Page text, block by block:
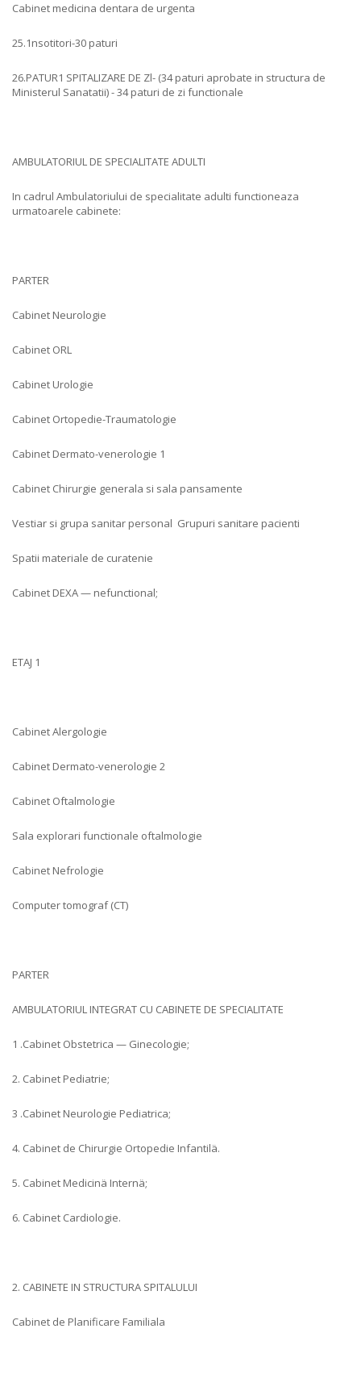
Cabinet medicina dentara de urgenta
25.1nsotitori-30 paturi
26.PATUR1 SPITALIZARE DE Zl- (34 paturi aprobate in structura de
Ministerul Sanatatii) - 34 paturi de zi functionale
AMBULATORIUL DE SPECIALITATE ADULTI
In cadrul Ambulatoriului de specialitate adulti functioneaza
urmatoarele cabinete:
PARTER
Cabinet Neurologie
Cabinet ORL
Cabinet Urologie
Cabinet Ortopedie-Traumatologie
Cabinet Dermato-venerologie 1
Cabinet Chirurgie generala si sala pansamente
Vestiar si grupa sanitar personal Grupuri sanitare pacienti
Spatii materiale de curatenie
Cabinet DEXA — nefunctional;
ETAJ 1
Cabinet Alergologie
Cabinet Dermato-venerologie 2
Cabinet Oftalmologie
Sala explorari functionale oftalmologie
Cabinet Nefrologie
Computer tomograf (CT)
PARTER
AMBULATORIUL INTEGRAT CU CABINETE DE SPECIALITATE
1 .Cabinet Obstetrica — Ginecologie;
2. Cabinet Pediatrie;
3 .Cabinet Neurologie Pediatrica;
4. Cabinet de Chirurgie Ortopedie Infantilä.
5. Cabinet Medicinä Internä;
6. Cabinet Cardiologie.
2. CABINETE IN STRUCTURA SPITALULUI
Cabinet de Planificare Familiala